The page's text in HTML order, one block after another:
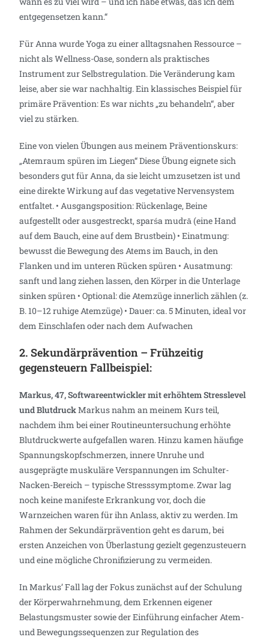
entgegensetzen kann.“
Für Anna wurde Yoga zu einer alltagsnahen Ressource –
nicht als Wellness-Oase, sondern als praktisches
Instrument zur Selbstregulation. Die Veränderung kam
leise, aber sie war nachhaltig. Ein klassisches Beispiel für
primäre Prävention: Es war nichts „zu behandeln“, aber
viel zu stärken.
Eine von vielen Übungen aus meinem Präventionskurs:
„Atemraum spüren im Liegen“ Diese Übung eignete sich
besonders gut für Anna, da sie leicht umzusetzen ist und
eine direkte Wirkung auf das vegetative Nervensystem
entfaltet. • Ausgangsposition: Rückenlage, Beine
aufgestellt oder ausgestreckt, sparśa mudrā (eine Hand
auf dem Bauch, eine auf dem Brustbein) • Einatmung:
bewusst die Bewegung des Atems im Bauch, in den
Flanken und im unteren Rücken spüren • Ausatmung:
sanft und lang ziehen lassen, den Körper in die Unterlage
sinken spüren • Optional: die Atemzüge innerlich zählen (z.
B. 10–12 ruhige Atemzüge) • Dauer: ca. 5 Minuten, ideal vor
dem Einschlafen oder nach dem Aufwachen
2. Sekundärprävention – Frühzeitig
gegensteuern Fallbeispiel:
Markus, 47, Softwareentwickler mit erhöhtem Stresslevel
und BlutdruckMarkus nahm an meinem Kurs teil,
nachdem ihm bei einer Routineuntersuchung erhöhte
Blutdruckwerte aufgefallen waren. Hinzu kamen häufige
Spannungskopfschmerzen, innere Unruhe und
ausgeprägte muskuläre Verspannungen im Schulter-
Nacken-Bereich – typische Stresssymptome. Zwar lag
noch keine manifeste Erkrankung vor, doch die
Warnzeichen waren für ihn Anlass, aktiv zu werden. Im
Rahmen der Sekundärprävention geht es darum, bei
ersten Anzeichen von Überlastung gezielt gegenzusteuern
und eine mögliche Chronifizierung zu vermeiden.
In Markus’ Fall lag der Fokus zunächst auf der Schulung
der Körperwahrnehmung, dem Erkennen eigener
Belastungsmuster sowie der Einführung einfacher Atem-
und Bewegungssequenzen zur Regulation des